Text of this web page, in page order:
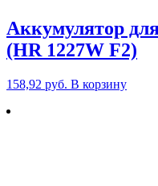
Аккумулятор
(HR 1227W F2)
158,92 руб. В корзину